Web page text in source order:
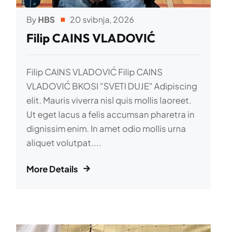
ByHBS 20 svibnja, 2026
Filip CAINS VLADOVIĆ
Filip CAINS VLADOVIĆ Filip CAINS
VLADOVIĆ BKOSI "SVETI DUJE" Adipiscing
elit. Mauris viverra nisl quis mollis laoreet.
Ut eget lacus a felis accumsan pharetra in
dignissim enim. In amet odio mollis urna
aliquet volutpat....
More Details